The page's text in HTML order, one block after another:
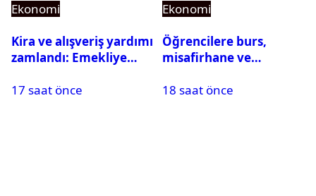
Ekonomi
Kira ve alışveriş yardımı
zamlandı: Emekliye
17 saat önce
Ekonomi
Öğrencilere burs,
misafirhane ve
Başvurular başladı
18 saat önce